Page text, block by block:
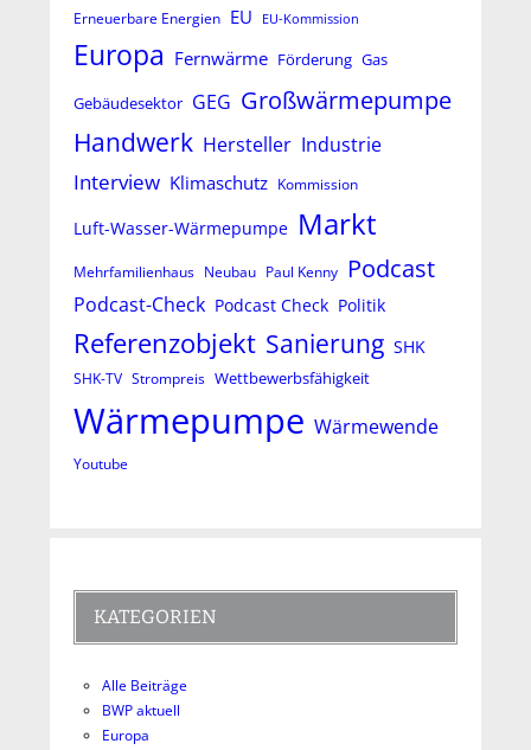
Erneuerbare Energien EU EU-Kommission
Europa Fernwärme Förderung Gas
Gebäudesektor GEG Großwärmepumpe
Handwerk Hersteller Industrie
Interview Klimaschutz Kommission
Luft-Wasser-Wärmepumpe Markt
Mehrfamilienhaus Neubau Paul Kenny Podcast
Podcast-Check Podcast Check Politik
Referenzobjekt Sanierung SHK
SHK-TV Strompreis Wettbewerbsfähigkeit
Wärmepumpe Wärmewende
Youtube
KATEGORIEN
Alle Beiträge
BWP aktuell
Europa